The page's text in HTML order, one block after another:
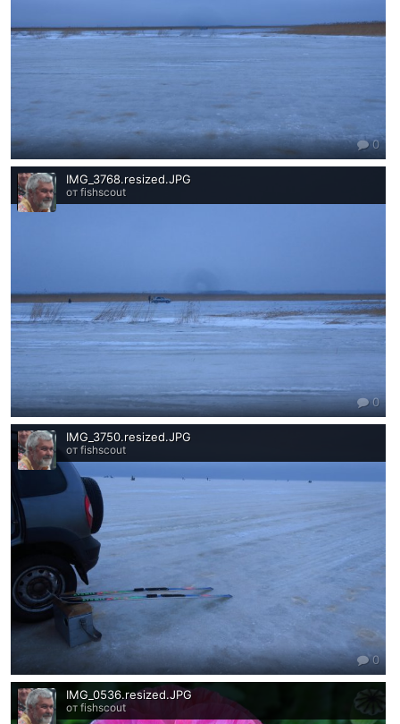
0
IMG_3768.resized.JPG
от fishscout
0
IMG_3750.resized.JPG
от fishscout
0
IMG_0536.resized.JPG
от fishscout